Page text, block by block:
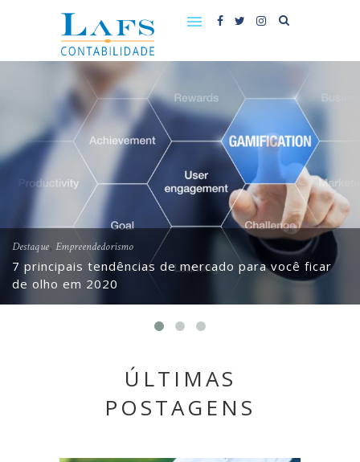
Destaque, Empreendedorismo
7 principais tendências de mercado para você ficar
de olho em 2020
ÚLTIMAS
POSTAGENS